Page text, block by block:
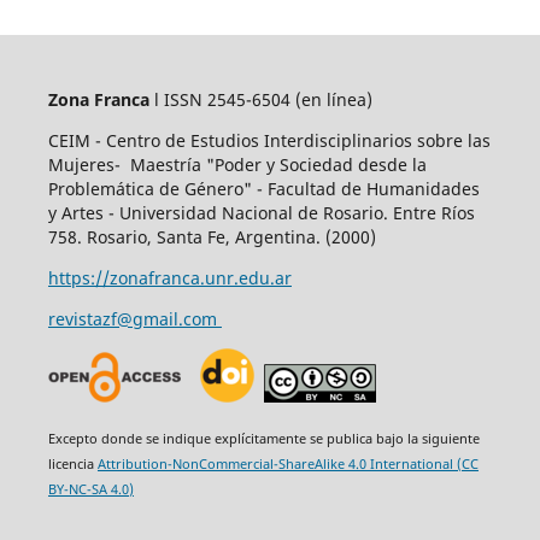
Zona Francal ISSN 2545-6504 (en línea)
CEIM - Centro de Estudios Interdisciplinarios sobre las
Mujeres- Maestría "Poder y Sociedad desde la
Problemática de Género" - Facultad de Humanidades
y Artes - Universidad Nacional de Rosario. Entre Ríos
758. Rosario, Santa Fe, Argentina. (2000)
https://zonafranca.unr.edu.ar
revistazf@gmail.com
Excepto donde se indique explícitamente se publica bajo la siguiente
licencia Attribution-NonCommercial-ShareAlike 4.0 International (CC
BY-NC-SA 4.0)